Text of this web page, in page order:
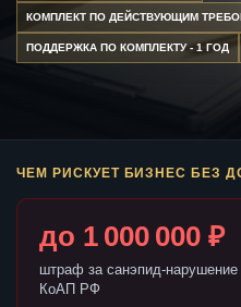
КОМПЛЕКТ ПО ДЕЙСТВУЮЩИМ
ПОДДЕРЖКА ПО КОМПЛЕКТУ - 1 ГОД
ЧЕМ РИСКУЕТ БИЗНЕС БЕЗ
до 1 000 000 ₽
штраф за санэпид-
КоАП РФ